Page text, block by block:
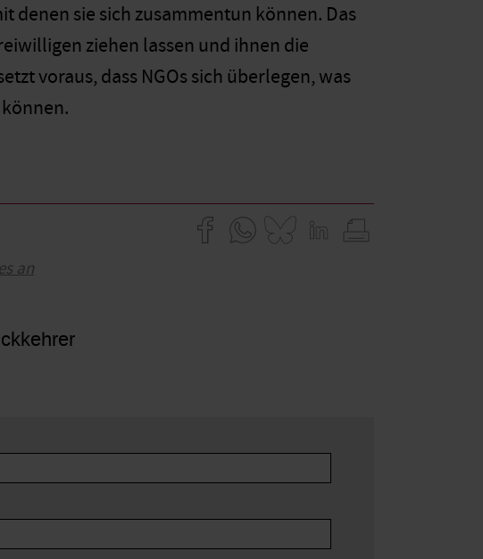
denen sie sich zusammentun können. Das
ziehen lassen und ihnen die
voraus, dass NGOs sich überlegen, was
an